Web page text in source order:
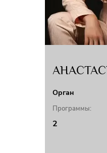
Орган
Программы:
2